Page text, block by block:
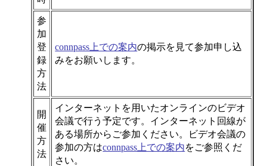
参
加
登
録
方
法
connpass上での案内の掲示を見て参加申し込
みをお願いします。
開
催
方
法
インターネットを用いたオンラインのビデオ
会議で行う予定です。インターネット回線が
ある場所からご参加ください。ビデオ会議の
参加の方はconnpass上での案内をご参照くだ
さい。